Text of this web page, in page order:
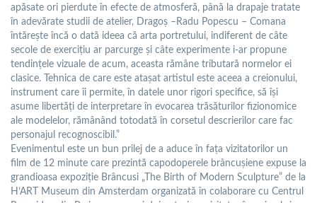
apăsate ori pierdute în efecte de atmosferă, până la drapaje tratate
în adevărate studii de atelier, Dragoș –Radu Popescu – Comana
întărește încă o dată ideea că arta portretului, indiferent de câte
secole de exercițiu ar parcurge și câte experimente i-ar propune
tendințele vizuale de acum, aceasta rămâne tributară normelor ei
clasice. Tehnica de care este atașat artistul este aceea a creionului,
instrument care îi permite, în datele unor rigori specifice, să își
asume libertăți de interpretare în evocarea trăsăturilor fizionomice
ale modelelor, rămânând totodată în corsetul descrierilor care fac
personajul recognoscibil.”
Evenimentul este un bun prilej de a aduce în fața vizitatorilor un
film de 12 minute care prezintă capodoperele brâncușiene expuse la
grandioasa expoziție Brâncusi „The Birth of Modern Sculpture” de la
H’ART Museum din Amsterdam organizată în colaborare cu Centrul